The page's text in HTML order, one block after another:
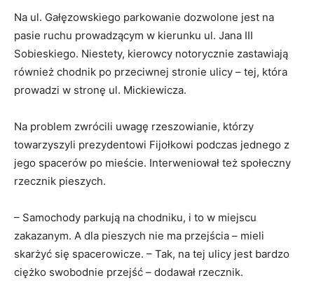
Na ul. Gałęzowskiego parkowanie dozwolone jest na
pasie ruchu prowadzącym w kierunku ul. Jana III
Sobieskiego. Niestety, kierowcy notorycznie zastawiają
również chodnik po przeciwnej stronie ulicy – tej, która
prowadzi w stronę ul. Mickiewicza.
Na problem zwrócili uwagę rzeszowianie, którzy
towarzyszyli prezydentowi Fijołkowi podczas jednego z
jego spacerów po mieście. Interweniował też społeczny
rzecznik pieszych.
– Samochody parkują na chodniku, i to w miejscu
zakazanym. A dla pieszych nie ma przejścia – mieli
skarżyć się spacerowicze. – Tak, na tej ulicy jest bardzo
ciężko swobodnie przejść – dodawał rzecznik.